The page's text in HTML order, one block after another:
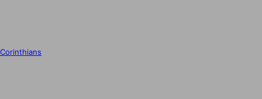
Corinthians